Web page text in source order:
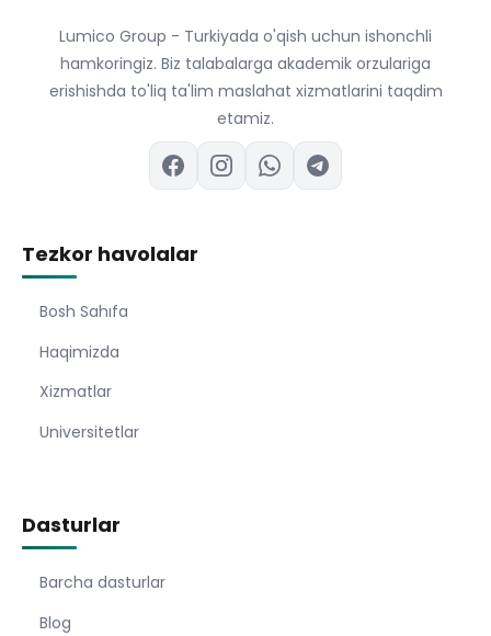
Lumico Group - Turkiyada o'qish uchun ishonchli
hamkoringiz. Biz talabalarga akademik orzulariga
erishishda to'liq ta'lim maslahat xizmatlarini taqdim
etamiz.
Tezkor havolalar
Bosh Sahıfa
Haqimizda
Xizmatlar
Universitetlar
Dasturlar
Barcha dasturlar
Blog